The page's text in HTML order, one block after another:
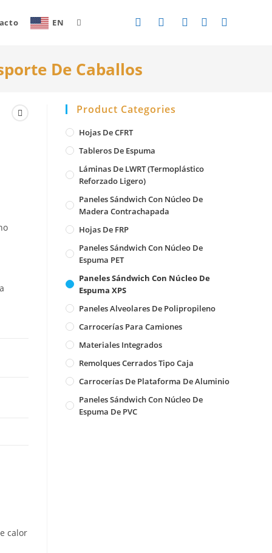
EN Toggle
website
search
De Caballos
calor
Product Categories
Hojas De CFRT
Tableros De Espuma
Láminas De LWRT (Termoplástico
Reforzado Ligero)
Paneles Sándwich Con Núcleo De
Madera Contrachapada
Hojas De FRP
Paneles Sándwich Con Núcleo De
Espuma PET
Paneles Sándwich Con Núcleo De
Espuma XPS
Paneles Alveolares De Polipropileno
Carrocerías Para Camiones
Materiales Integrados
Remolques Cerrados Tipo Caja
Carrocerías De Plataforma De Aluminio
Paneles Sándwich Con Núcleo De
Espuma De PVC